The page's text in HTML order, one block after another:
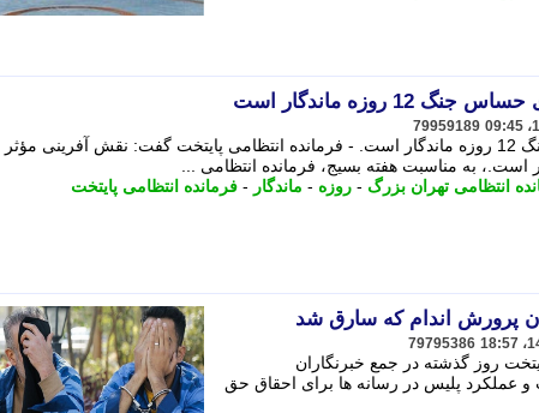
ماندگار است
79959189
نقش آفرینی مؤثر بسیج در روزهای حساس جنگ 12 روزه ماندگار است. - فرمانده انتظامی پایتخت گفت: نقش آفرینی مؤثر
انتظامی تهران بزرگ - روزه - ماندگار - فرمانده انتظامی پایتخت
پرورش اندام که سارق شد
79795386
روز گذشته در جمع خبرنگاران
عملکرد پلیس در رسانه ها برای احقاق حق